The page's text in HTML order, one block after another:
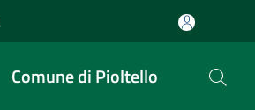
Comune di Pioltello